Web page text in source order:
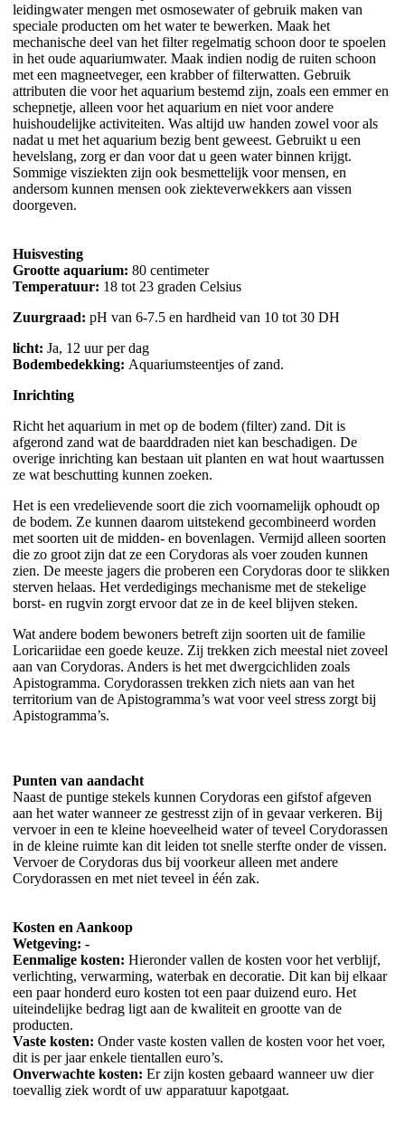
leidingwater mengen met osmosewater of gebruik maken van
speciale producten om het water te bewerken. Maak het
mechanische deel van het filter regelmatig schoon door te spoelen
in het oude aquariumwater. Maak indien nodig de ruiten schoon
met een magneetveger, een krabber of filterwatten. Gebruik
attributen die voor het aquarium bestemd zijn, zoals een emmer en
schepnetje, alleen voor het aquarium en niet voor andere
huishoudelijke activiteiten. Was altijd uw handen zowel voor als
nadat u met het aquarium bezig bent geweest. Gebruikt u een
hevelslang, zorg er dan voor dat u geen water binnen krijgt.
Sommige visziekten zijn ook besmettelijk voor mensen, en
andersom kunnen mensen ook ziekteverwekkers aan vissen
doorgeven.
Huisvesting
Grootte aquarium: 80 centimeter
Temperatuur: 18 tot 23 graden Celsius
Zuurgraad: pH van 6-7.5 en hardheid van 10 tot 30 DH
licht: Ja, 12 uur per dag
Bodembedekking: Aquariumsteentjes of zand.
Inrichting
Richt het aquarium in met op de bodem (filter) zand. Dit is
afgerond zand wat de baarddraden niet kan beschadigen. De
overige inrichting kan bestaan uit planten en wat hout waartussen
ze wat beschutting kunnen zoeken.
Het is een vredelievende soort die zich voornamelijk ophoudt op
de bodem. Ze kunnen daarom uitstekend gecombineerd worden
met soorten uit de midden- en bovenlagen. Vermijd alleen soorten
die zo groot zijn dat ze een Corydoras als voer zouden kunnen
zien. De meeste jagers die proberen een Corydoras door te slikken
sterven helaas. Het verdedigings mechanisme met de stekelige
borst- en rugvin zorgt ervoor dat ze in de keel blijven steken.
Wat andere bodem bewoners betreft zijn soorten uit de familie
Loricariidae een goede keuze. Zij trekken zich meestal niet zoveel
aan van Corydoras. Anders is het met dwergcichliden zoals
Apistogramma. Corydorassen trekken zich niets aan van het
territorium van de Apistogramma’s wat voor veel stress zorgt bij
Apistogramma’s.
Punten van aandacht
Naast de puntige stekels kunnen Corydoras een gifstof afgeven
aan het water wanneer ze gestresst zijn of in gevaar verkeren. Bij
vervoer in een te kleine hoeveelheid water of teveel Corydorassen
in de kleine ruimte kan dit leiden tot snelle sterfte onder de vissen.
Vervoer de Corydoras dus bij voorkeur alleen met andere
Corydorassen en met niet teveel in één zak.
Kosten en Aankoop
Wetgeving: -
Eenmalige kosten: Hieronder vallen de kosten voor het verblijf,
verlichting, verwarming, waterbak en decoratie. Dit kan bij elkaar
een paar honderd euro kosten tot een paar duizend euro. Het
uiteindelijke bedrag ligt aan de kwaliteit en grootte van de
producten.
Vaste kosten: Onder vaste kosten vallen de kosten voor het voer,
dit is per jaar enkele tientallen euro’s.
Onverwachte kosten: Er zijn kosten gebaard wanneer uw dier
toevallig ziek wordt of uw apparatuur kapotgaat.